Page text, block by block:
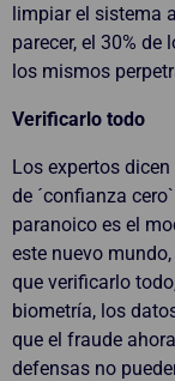
limpiar el sistema
parecer, el 30%
los mismos
Verificarlo todo
Los expertos
de ´confianza
paranoico es el
este nuevo
que verificarlo
biometría, los
que el fraude
defensas no